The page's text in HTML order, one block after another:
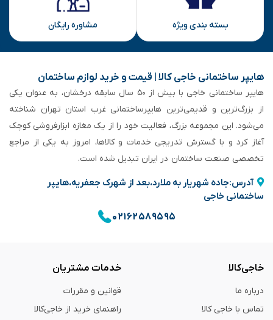
بسته بندی ویژه مشاوره رایگان
هایپر ساختمانی خاجی‌ کالا | قیمت و خرید لوازم ساختمان
هایپر ساختمانی خاجی‌ با بیش از ۵۰ سال سابقه‌ درخشان، به عنوان یکی
از بزرگ‌ترین و قدیمی‌ترین هایپرساختمانی‌ غرب استان تهران شناخته
می‌شود. این مجموعه بزرگ، فعالیت خود را از یک مغازه ابزارفروشی کوچک
آغاز کرد و با گسترش تدریجی خدمات و کالاها، امروز به یکی از مراجع
تخصصی صنعت ساختمان در ایران تبدیل شده است.
آدرس:جاده شهریار به ملارد،بعد از شهرک جعفریه،هایپر
ساختمانی خاجی
۰۲۱۶۲۵۸۹۵۹۵
خاجی‌کالا
درباره ما
تماس با خاجی کالا
خدمات مشتریان
قوانین و مقررات
راهنمای خرید از خاجی‌کالا